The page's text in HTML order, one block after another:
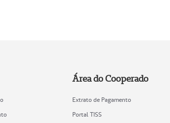
Área do Cooperado
Extrato de Pagamento
Portal TISS